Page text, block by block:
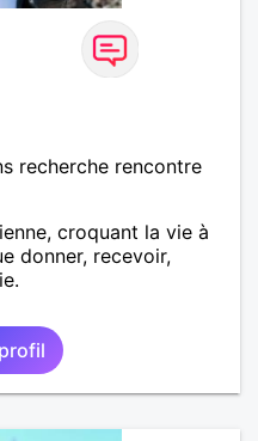
recherche rencontre
croquant la vie à
donner, recevoir,